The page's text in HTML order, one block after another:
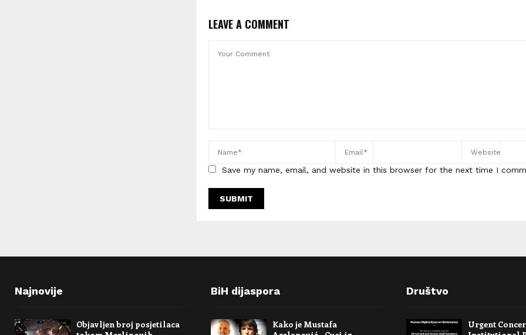
LEAVE A COMMENT
Save my name, email, and website in this browser for the next time I
Najnovije
Objavljen broj posjetilaca
BiH dijaspora
Kako je Mustafa
Društvo
Urgent